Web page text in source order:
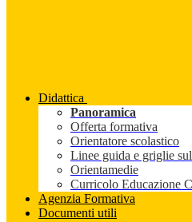
Didattica
Panoramica
Offerta formativa
Orientatore scolastico
Linee guida e griglie
Orientamedie
Curricolo Educazione
Agenzia Formativa
Documenti utili